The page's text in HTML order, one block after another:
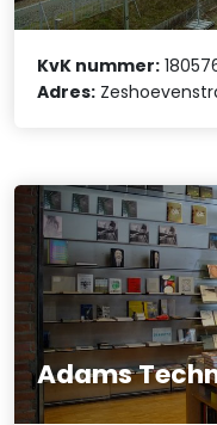
KvK nummer:
Adres:
Adams